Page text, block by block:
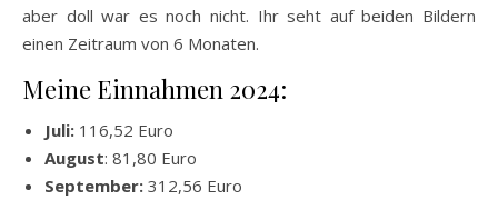
aber doll war es noch nicht. Ihr seht auf beiden Bildern
einen Zeitraum von 6 Monaten.
Meine Einnahmen 2024:
Juli: 116,52 Euro
August: 81,80 Euro
September: 312,56 Euro